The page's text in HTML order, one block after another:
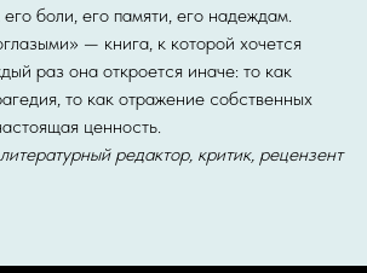
боли, его памяти, его надеждам.
— книга, к которой хочется
раз она откроется иначе: то как
то как отражение собственных
ценность.
редактор, критик, рецензент